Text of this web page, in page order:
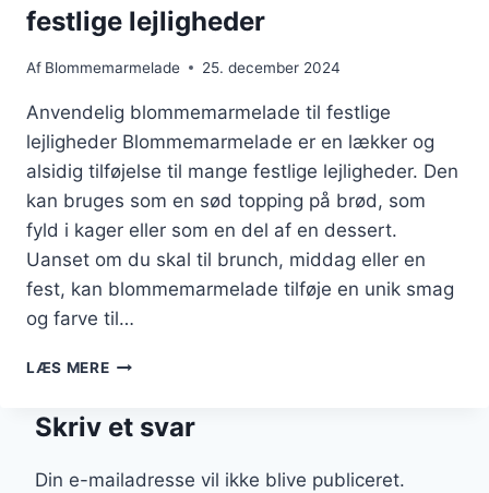
festlige lejligheder
Af Blommemarmelade 25. december 2024
Anvendelig blommemarmelade til festlige
lejligheder Blommemarmelade er en lækker og
alsidig tilføjelse til mange festlige lejligheder. Den
kan bruges som en sød topping på brød, som
fyld i kager eller som en del af en dessert.
Uanset om du skal til brunch, middag eller en
fest, kan blommemarmelade tilføje en unik smag
og farve til…
LÆS MEREANVENDELIG
FESTLIGE
Skriv et svar
Din e-mailadresse vil ikke blive publiceret.